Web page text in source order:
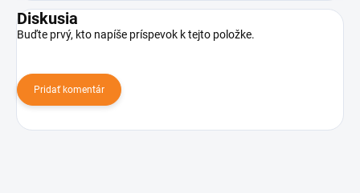
Diskusia
Buďte prvý, kto napíše príspevok k tejto položke.
Pridať komentár